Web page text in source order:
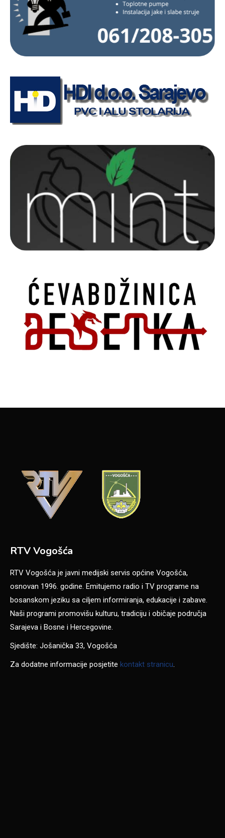
RTV Vogošća
RTV Vogošća je javni medijski servis općine Vogošća,
osnovan 1996. godine. Emitujemo radio i TV programe na
bosanskom jeziku sa ciljem informiranja, edukacije i zabave.
Naši programi promovišu kulturu, tradiciju i običaje područja
Sarajeva i Bosne i Hercegovine.
Sjedište: Jošanička 33, Vogošća
Za dodatne informacije posjetite kontakt stranicu